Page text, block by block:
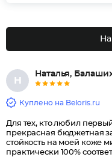
Н
Наталья,
Куплено на Beloris.ru
Для тех, кто любил
прекрасная бюджетная
стойкость на моей коже
практически 100%